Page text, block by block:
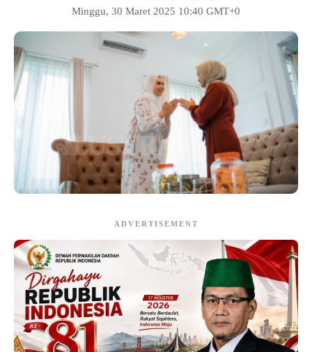
Minggu, 30 Maret 2025 10:40 GMT+0
ADVERTISEMENT